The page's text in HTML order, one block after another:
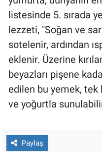
listesinde 5. sırada
lezzeti, "Soğan ve
sotelenir, ardından
eklenir. Üzerine
beyazları pişene
edilen bu yemek, tek
ve yoğurtla
Paylaş
Yerel Yaşam
Canlı Yayın